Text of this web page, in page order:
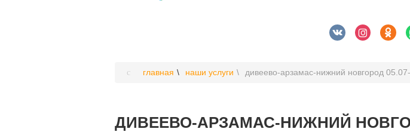
главная наши услуги дивеево-арзамас-нижний новгород
ДИВЕЕВО-АРЗАМАС-НИЖНИЙ